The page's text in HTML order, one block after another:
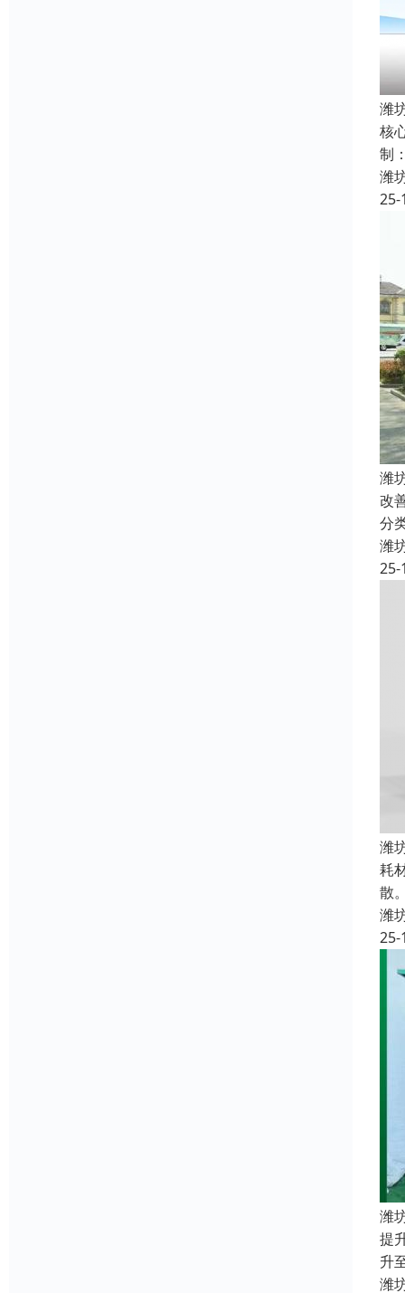
潍
核
制
潍
25-
潍
改
分
潍
25-
潍
耗
散
潍
25-
潍
提
升
潍